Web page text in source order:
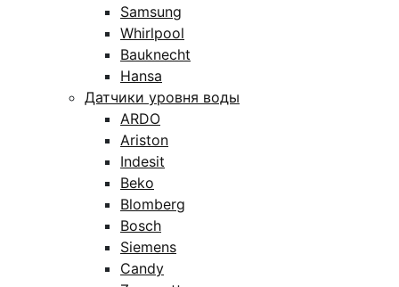
Samsung
Whirlpool
Bauknecht
Hansa
Датчики уровня воды
ARDO
Ariston
Indesit
Beko
Blomberg
Bosch
Siemens
Candy